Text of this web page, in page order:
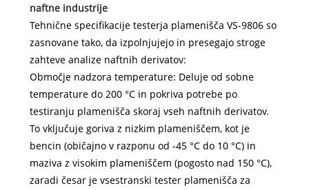
naftne industrije
Tehnične specifikacije testerja plamenišča VS-9806 so
zasnovane tako, da izpolnjujejo in presegajo stroge
zahteve analize naftnih derivatov:
Območje nadzora temperature: Deluje od sobne
temperature do 200 °C in pokriva potrebe po
testiranju plamenišča skoraj vseh naftnih derivatov.
To vključuje goriva z nizkim plameniščem, kot je
bencin (običajno v razponu od -45 °C do 10 °C) in
maziva z visokim plameniščem (pogosto nad 150 °C),
zaradi česar je vsestranski tester plamenišča za